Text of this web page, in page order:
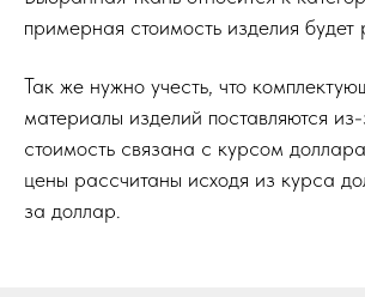
примерная стоимость изделия
Так же нужно учесть, что
материалы изделий поставляются
стоимость связана с курсом
цены рассчитаны исходя из курса
за доллар.